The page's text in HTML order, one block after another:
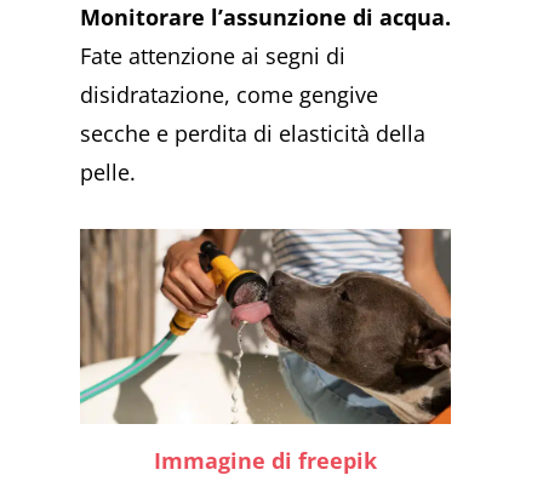
Monitorare l’assunzione di acqua.
Fate attenzione ai segni di
disidratazione, come gengive
secche e perdita di elasticità della
pelle.
Immagine di freepik